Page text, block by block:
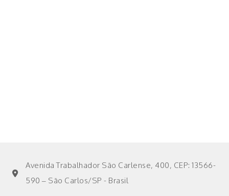
Avenida Trabalhador São Carlense, 400, CEP: 13566-
590 – São Carlos/SP - Brasil